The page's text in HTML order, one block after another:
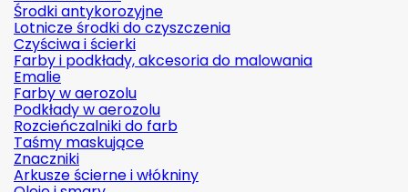
Środki antykorozyjne
Lotnicze środki do czyszczenia
Czyściwa i ścierki
Farby i podkłady, akcesoria do malowania
Emalie
Farby w aerozolu
Podkłady w aerozolu
Rozcieńczalniki do farb
Taśmy maskujące
Znaczniki
Arkusze ścierne i włókniny